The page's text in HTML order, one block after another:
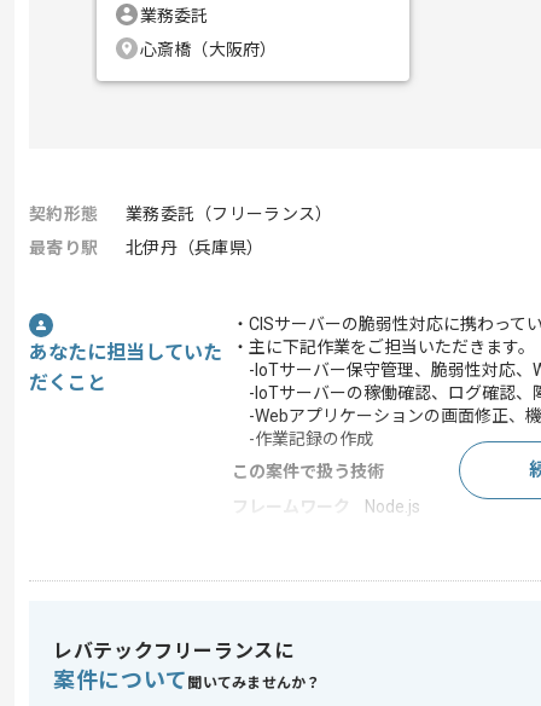
業務委託
心斎橋（大阪府）
契約形態
業務委託（フリーランス）
最寄り駅
北伊丹（兵庫県）
あなたに担当していた
だくこと
・CISサーバーの脆弱性対応に携わって
・主に下記作業をご担当いただきます。
-IoTサーバー保守管理、脆弱性対応、
-IoTサーバーの稼働確認、ログ確認、
-Webアプリケーションの画面修正、
-作業記録の作成
この案件で扱う技術
フレームワーク
Node.js
この案件のポイント
特徴
レバテックフリーランスに
案件について 聞いてみませんか？